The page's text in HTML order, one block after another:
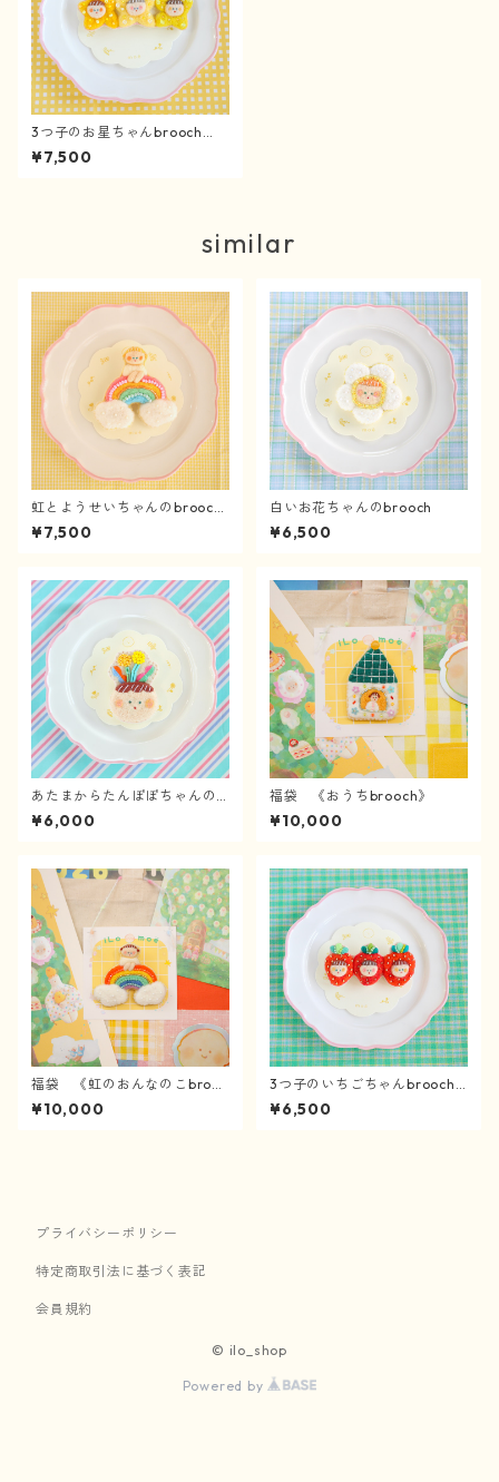
3つ子のお星ちゃんbrooch
《4/3〜》
¥7,500
similar
虹とようせいちゃんのbrooch
《4/2〜》
¥7,500
白いお花ちゃんのbrooch
¥6,500
あたまからたんぽぽちゃんのb
rooch
¥6,000
福袋 《おうちbrooch》
¥10,000
福袋 《虹のおんなのこbrooc
h》
¥10,000
3つ子のいちごちゃんbrooch
《4/3〜》
¥6,500
プライバシーポリシー
特定商取引法に基づく表記
会員規約
© ilo_shop
Powered by